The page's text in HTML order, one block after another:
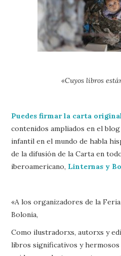
«Cuyos libros
Puedes firmar la carta
contenidos ampliados en el
infantil en el mundo de habla
de la difusión de la Carta en
iberoamericano, Linternas y
«A los organizadores de la
Bolonia,
Como ilustradorxs, autorxs y
libros significativos y hermosos